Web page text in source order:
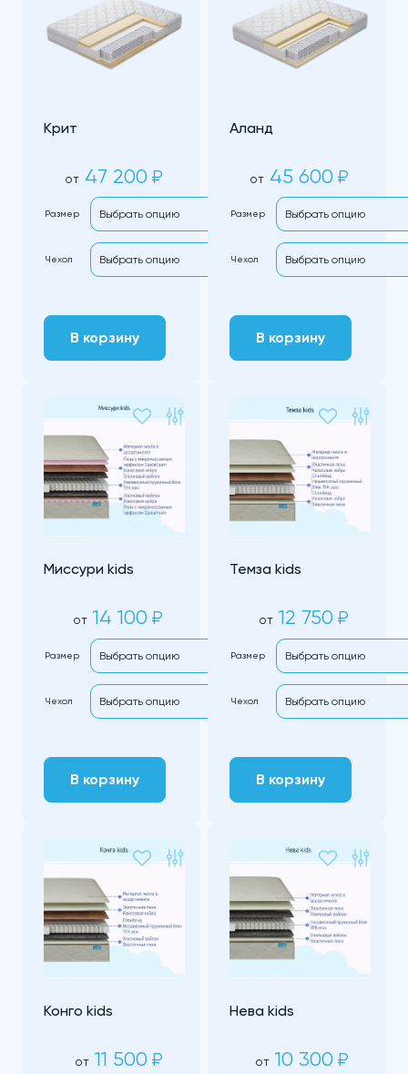
Крит
от 47 200 ₽
Размер
Чехол
В корзину
Аланд
от 45 600 ₽
Размер
Чехол
В корзину
Миссури kids
от 14 100 ₽
Размер
Чехол
В корзину
Темза kids
от 12 750 ₽
Размер
Чехол
В корзину
Конго kids
от 11 500 ₽
Нева kids
от 10 300 ₽